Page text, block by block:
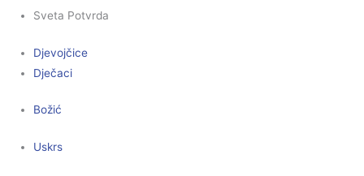
Sveta Potvrda
Djevojčice
Dječaci
Božić
Uskrs